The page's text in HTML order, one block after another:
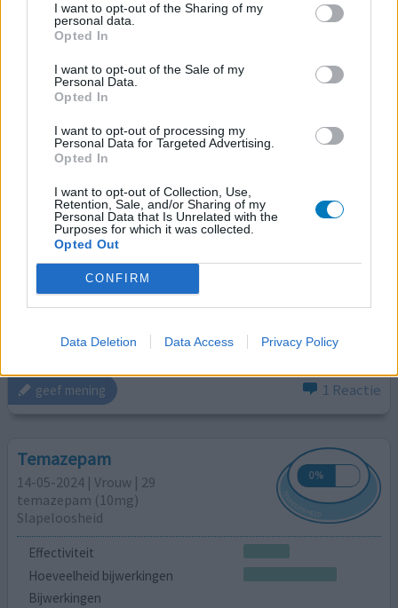
I want to opt-out of the Sharing of my
personal data.
Opted In
I want to opt-out of the Sale of my
Personal Data.
Opted In
I want to opt-out of processing my
Personal Data for Targeted Advertising.
Opted In
I want to opt-out of Collection, Use,
Retention, Sale, and/or Sharing of my
Personal Data that Is Unrelated with the
Purposes for which it was collected.
Opted Out
CONFIRM
Data Deletion Data Access Privacy Policy
temazepam (20mg)
Slapeloosheid
Effectiviteit
Hoeveelheid bijwerkingen
hartklopping
zweten
nachtmerries
moeite met slapen
Ik gebruikte al jaren Temazepam tebletten 10 mg, tot
volle tevredenheid en geen merkbare bijwerkingen. Ook
kon ik de tabletten doormidden breken om af te bouwen.
Doordat die al geruime tijd niet meer leverbaar zijn
moest ik noodgedwongen overstappen op capsules van
20mg. Waar je dus na 1 week ook aan verslaafd bent en
[lees meer...]
geef mening 1 Reactie
Temazepam
14-05-2024 | Vrouw | 29
temazepam (10mg)
Slapeloosheid
Effectiviteit
Hoeveelheid bijwerkingen
Bijwerkingen